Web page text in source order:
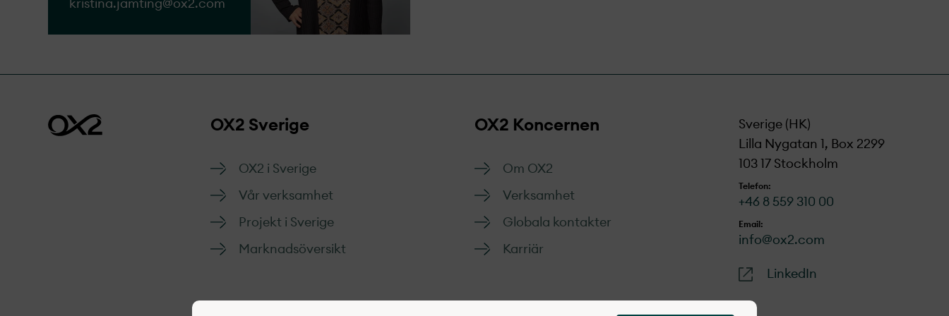
kristina.jamting@​ox2.com
OX2 Sverige
OX2 i Sverige
Vår verksamhet
Projekt­ i Sverige
Marknads­översikt
OX2 Koncernen
Om OX2
Verksamhet
Globala kontakter
Karriär
Sverige (HK)
Lilla Nygatan 1, Box 2299
103 17 Stockholm
Telefon:
+46 8 559 310 00
Email:
info@ox2.com
LinkedIn